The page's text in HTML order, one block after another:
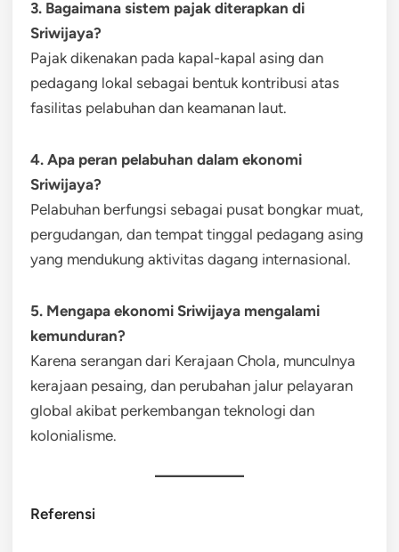
3. Bagaimana sistem pajak diterapkan di
Sriwijaya?
Pajak dikenakan pada kapal-kapal asing dan
pedagang lokal sebagai bentuk kontribusi atas
fasilitas pelabuhan dan keamanan laut.
4. Apa peran pelabuhan dalam ekonomi
Sriwijaya?
Pelabuhan berfungsi sebagai pusat bongkar muat,
pergudangan, dan tempat tinggal pedagang asing
yang mendukung aktivitas dagang internasional.
5. Mengapa ekonomi Sriwijaya mengalami
kemunduran?
Karena serangan dari Kerajaan Chola, munculnya
kerajaan pesaing, dan perubahan jalur pelayaran
global akibat perkembangan teknologi dan
kolonialisme.
Referensi